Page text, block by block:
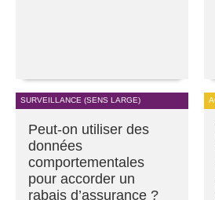
SURVEILLANCE (SENS LARGE)
Peut-on utiliser des
données
comportementales
pour accorder un
rabais d’assurance ?